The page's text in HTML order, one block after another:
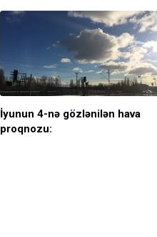
İyunun 4-nə gözlənilən hava
proqnozu: